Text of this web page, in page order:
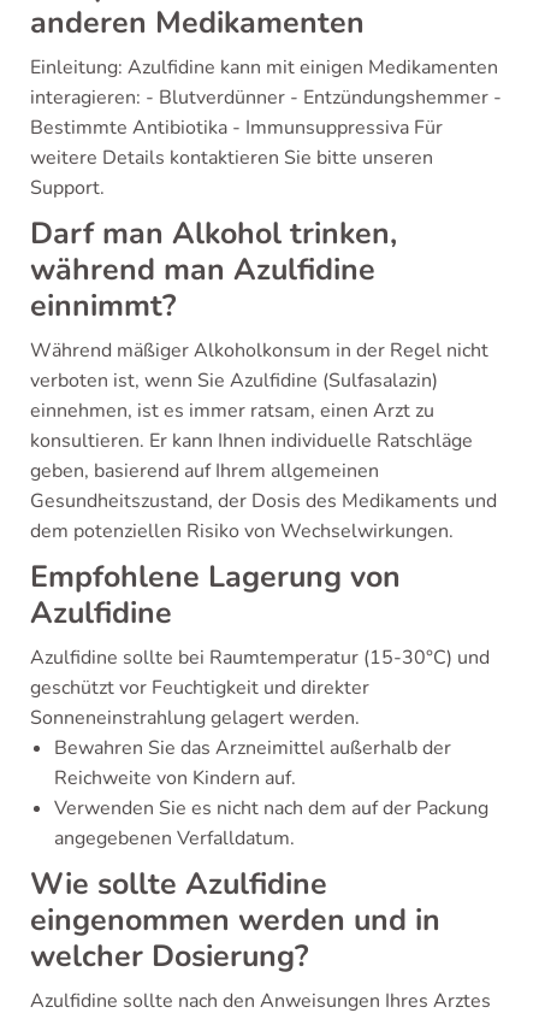
anderen Medikamenten
Einleitung: Azulfidine kann mit einigen Medikamenten
interagieren: - Blutverdünner - Entzündungshemmer -
Bestimmte Antibiotika - Immunsuppressiva Für
weitere Details kontaktieren Sie bitte unseren
Support.
Darf man Alkohol trinken,
während man Azulfidine
einnimmt?
Während mäßiger Alkoholkonsum in der Regel nicht
verboten ist, wenn Sie Azulfidine (Sulfasalazin)
einnehmen, ist es immer ratsam, einen Arzt zu
konsultieren. Er kann Ihnen individuelle Ratschläge
geben, basierend auf Ihrem allgemeinen
Gesundheitszustand, der Dosis des Medikaments und
dem potenziellen Risiko von Wechselwirkungen.
Empfohlene Lagerung von
Azulfidine
Azulfidine sollte bei Raumtemperatur (15-30°C) und
geschützt vor Feuchtigkeit und direkter
Sonneneinstrahlung gelagert werden.
Bewahren Sie das Arzneimittel außerhalb der
Reichweite von Kindern auf.
Verwenden Sie es nicht nach dem auf der Packung
angegebenen Verfalldatum.
Wie sollte Azulfidine
eingenommen werden und in
welcher Dosierung?
Azulfidine sollte nach den Anweisungen Ihres Arztes